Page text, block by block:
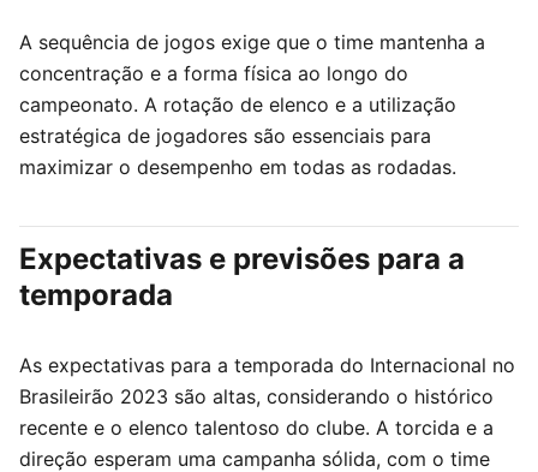
A sequência de jogos exige que o time mantenha a
concentração e a forma física ao longo do
campeonato. A rotação de elenco e a utilização
estratégica de jogadores são essenciais para
maximizar o desempenho em todas as rodadas.
Expectativas e previsões para a
temporada
As expectativas para a temporada do Internacional no
Brasileirão 2023 são altas, considerando o histórico
recente e o elenco talentoso do clube. A torcida e a
direção esperam uma campanha sólida, com o time